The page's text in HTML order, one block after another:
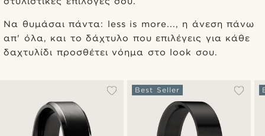
Να θυμάσαι πάντα: less is more..., η άνεση πάνω
απ' όλα, και το δάχτυλο που επιλέγεις για κάθε
δαχτυλίδι προσθέτει νόημα στο look σου.
Best Seller